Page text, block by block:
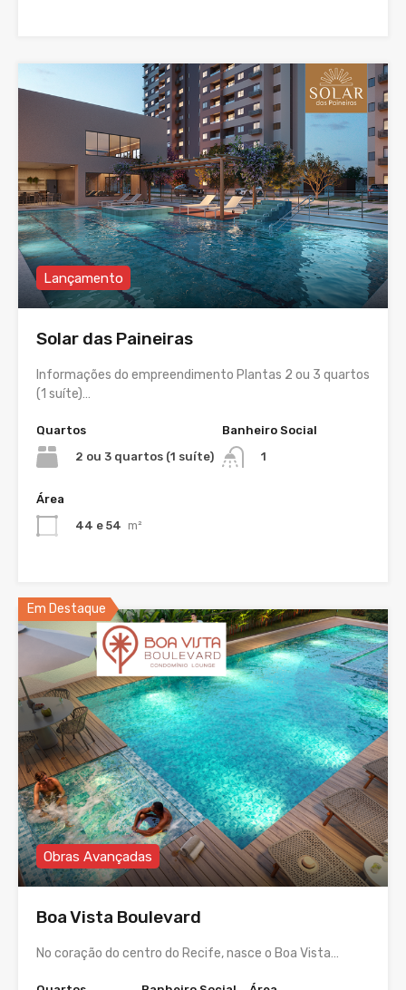
Lançamento
Solar das Paineiras
Informações do empreendimento Plantas 2 ou 3 quartos
(1 suíte)…
Quartos
2 ou 3 quartos (1 suíte)
Banheiro Social
1
Área
44 e 54 m²
Em Destaque
Obras Avançadas
Boa Vista Boulevard
No coração do centro do Recife, nasce o Boa Vista…